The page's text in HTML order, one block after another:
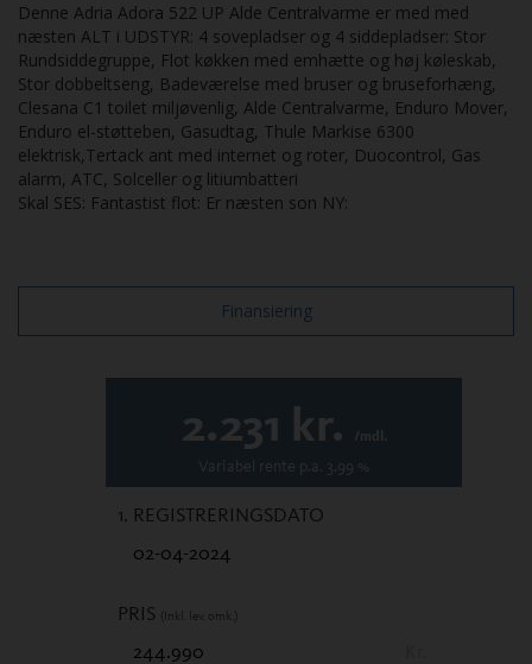
Denne Adria Adora 522 UP Alde Centralvarme er med med
næsten ALT i UDSTYR: 4 sovepladser og 4 siddepladser: Stor
Rundsiddegruppe, Flot køkken med emhætte og høj køleskab,
Stor dobbeltseng, Badeværelse med bruser og bruseforhæng,
Clesana C1 toilet miljøvenlig, Alde Centralvarme, Enduro Mover,
Enduro el-støtteben, Gasudtag, Thule Markise 6300
elektrisk,Tertack ant med internet og roter, Duocontrol, Gas
alarm, ATC, Solceller og litiumbatteri
Skal SES: Fantastist flot: Er næsten son NY:
Finansiering
2.231 kr. /mdl.
Variabel rente p.a. 3.99 %
1. REGISTRERINGSDATO
PRIS (Inkl. lev. omk.)